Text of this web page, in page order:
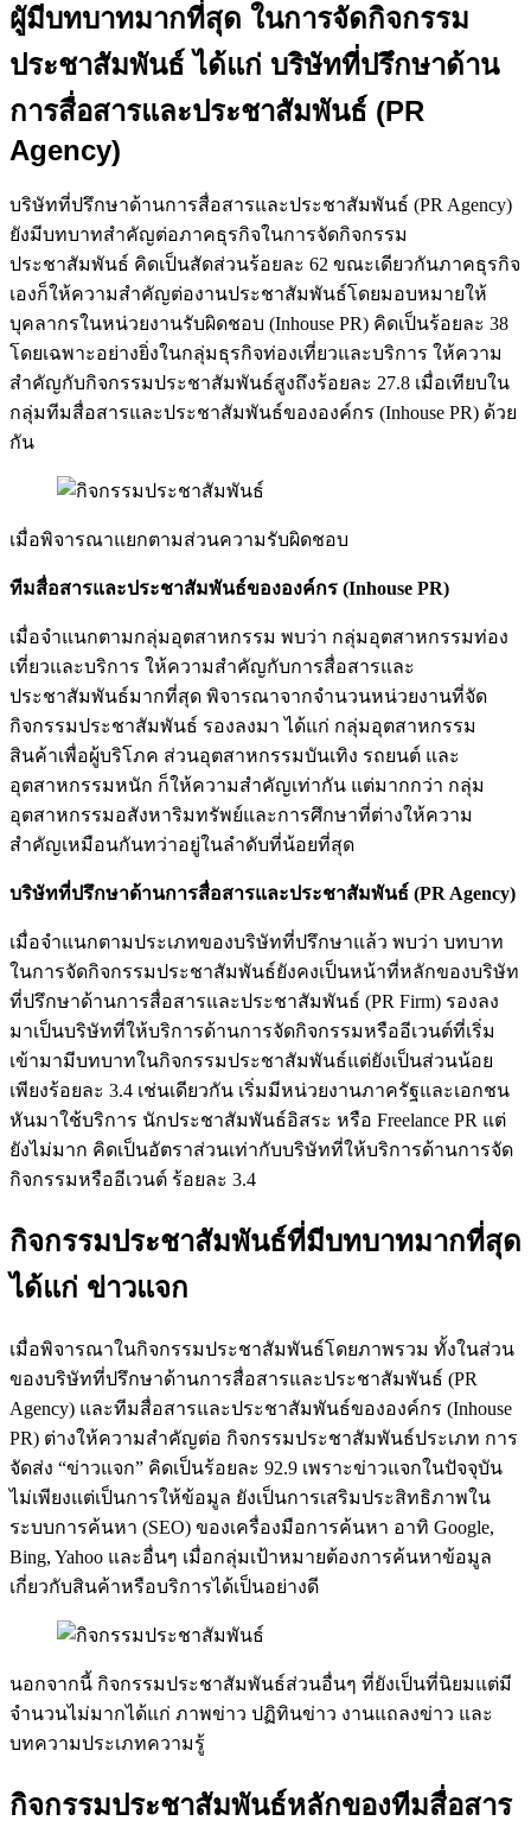
ผูัมีบทบาทมากที่สุด ในการจัดกิจกรรม
ประชาสัมพันธ์ ได้แก่ บริษัทที่ปรึกษาด้าน
การสื่อสารและประชาสัมพันธ์ (PR
Agency)
บริษัทที่ปรึกษาด้านการสื่อสารและประชาสัมพันธ์ (PR Agency)
ยังมีบทบาทสำคัญต่อภาคธุรกิจในการจัดกิจกรรม
ประชาสัมพันธ์ คิดเป็นสัดส่วนร้อยละ 62 ขณะเดียวกันภาคธุรกิจ
เองก็ให้ความสำคัญต่องานประชาสัมพันธ์โดยมอบหมายให้
บุคลากรในหน่วยงานรับผิดชอบ (Inhouse PR) คิดเป็นร้อยละ 38
โดยเฉพาะอย่างยิ่งในกลุ่มธุรกิจท่องเที่ยวและบริการ ให้ความ
สำคัญกับกิจกรรมประชาสัมพันธ์สูงถึงร้อยละ 27.8 เมื่อเทียบใน
กลุ่มทีมสื่อสารและประชาสัมพันธ์ขององค์กร (Inhouse PR) ด้วย
กัน
เมื่อพิจารณาแยกตามส่วนความรับผิดชอบ
ทีมสื่อสารและประชาสัมพันธ์ขององค์กร (Inhouse PR)
เมื่อจำแนกตามกลุ่มอุตสาหกรรม พบว่า กลุ่มอุตสาหกรรมท่อง
เที่ยวและบริการ ให้ความสำคัญกับการสื่อสารและ
ประชาสัมพันธ์มากที่สุด พิจารณาจากจำนวนหน่วยงานที่จัด
กิจกรรมประชาสัมพันธ์ รองลงมา ได้แก่ กลุ่มอุตสาหกรรม
สินค้าเพื่อผู้บริโภค ส่วนอุตสาหกรรมบันเทิง รถยนต์ และ
อุตสาหกรรมหนัก ก็ให้ความสำคัญเท่ากัน แต่มากกว่า กลุ่ม
อุตสาหกรรมอสังหาริมทรัพย์และการศึกษาที่ต่างให้ความ
สำคัญเหมือนกันทว่าอยู่ในลำดับที่น้อยที่สุด
บริษัทที่ปรึกษาด้านการสื่อสารและประชาสัมพันธ์ (PR Agency)
เมื่อจำแนกตามประเภทของบริษัทที่ปรึกษาแล้ว พบว่า บทบาท
ในการจัดกิจกรรมประชาสัมพันธ์ยังคงเป็นหน้าที่หลักของบริษัท
ที่ปรึกษาด้านการสื่อสารและประชาสัมพันธ์ (PR Firm) รองลง
มาเป็นบริษัทที่ให้บริการด้านการจัดกิจกรรมหรืออีเวนต์ที่เริ่ม
เข้ามามีบทบาทในกิจกรรมประชาสัมพันธ์แต่ยังเป็นส่วนน้อย
เพียงร้อยละ 3.4 เช่นเดียวกัน เริ่มมีหน่วยงานภาครัฐและเอกชน
หันมาใช้บริการ นักประชาสัมพันธ์อิสระ หรือ Freelance PR แต่
ยังไม่มาก คิดเป็นอัตราส่วนเท่ากับบริษัทที่ให้บริการด้านการจัด
กิจกรรมหรืออีเวนต์ ร้อยละ 3.4
กิจกรรมประชาสัมพันธ์ที่มีบทบาทมากที่สุด
ได้แก่ ข่าวแจก
เมื่อพิจารณาในกิจกรรมประชาสัมพันธ์โดยภาพรวม ทั้งในส่วน
ของบริษัทที่ปรึกษาด้านการสื่อสารและประชาสัมพันธ์ (PR
Agency) และทีมสื่อสารและประชาสัมพันธ์ขององค์กร (Inhouse
PR) ต่างให้ความสำคัญต่อ กิจกรรมประชาสัมพันธ์ประเภท การ
จัดส่ง “ข่าวแจก” คิดเป็นร้อยละ 92.9 เพราะข่าวแจกในปัจจุบัน
ไม่เพียงแต่เป็นการให้ข้อมูล ยังเป็นการเสริมประสิทธิภาพใน
ระบบการค้นหา (SEO) ของเครื่องมือการค้นหา อาทิ Google,
Bing, Yahoo และอื่นๆ เมื่อกลุ่มเป้าหมายต้องการค้นหาข้อมูล
เกี่ยวกับสินค้าหรือบริการได้เป็นอย่างดี
นอกจากนี้ กิจกรรมประชาสัมพันธ์ส่วนอื่นๆ ที่ยังเป็นที่นิยมแต่มี
จำนวนไม่มากได้แก่ ภาพข่าว ปฏิทินข่าว งานแถลงข่าว และ
บทความประเภทความรู้
กิจกรรมประชาสัมพันธ์หลักของทีมสื่อสาร